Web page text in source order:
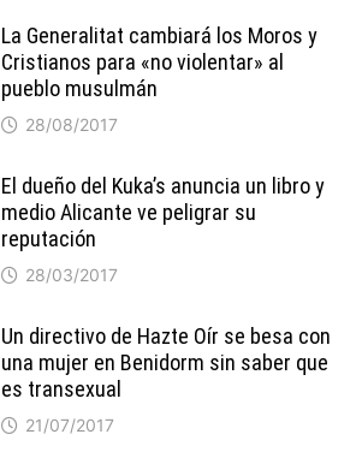
La Generalitat cambiará los Moros y
Cristianos para «no violentar» al
pueblo musulmán
28/08/2017
El dueño del Kuka’s anuncia un libro y
medio Alicante ve peligrar su
reputación
28/03/2017
Un directivo de Hazte Oír se besa con
una mujer en Benidorm sin saber que
es transexual
21/07/2017